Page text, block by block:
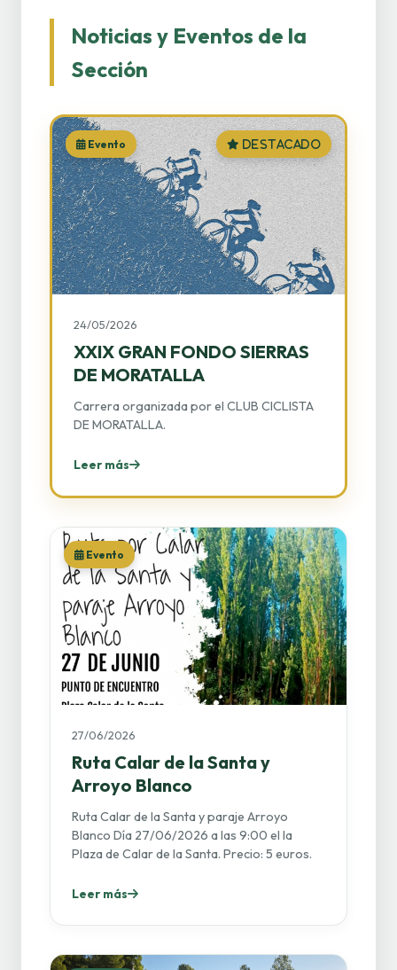
Noticias y Eventos de la
Sección
Evento
24/05/2026
XXIX GRAN FONDO SIERRAS
DE MORATALLA
Carrera organizada por el CLUB CICLISTA
DE MORATALLA.
Leer más
Evento
27/06/2026
Ruta Calar de la Santa y
Arroyo Blanco
Ruta Calar de la Santa y paraje Arroyo
Blanco Día 27/06/2026 a las 9:00 el la
Plaza de Calar de la Santa. Precio: 5 euros.
Leer más